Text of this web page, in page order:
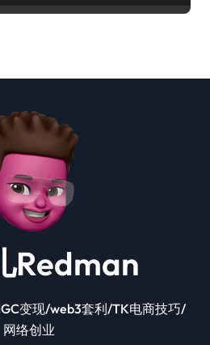
Redman
变现/web3套利/TK电商技巧/
网络创业